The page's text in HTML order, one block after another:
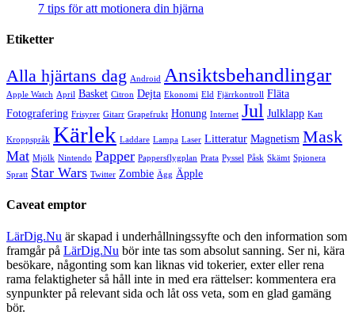
7 tips för att motionera din hjärna
Etiketter
Alla hjärtans dag Android Ansiktsbehandlingar
Apple Watch April Basket Citron Dejta Ekonomi Eld Fjärrkontroll Fläta
Fotografering Frisyrer Gitarr Grapefrukt Honung Internet Jul Julklapp Katt
Kroppspråk Kärlek Laddare Lampa Laser Litteratur Magnetism Mask
Mat Mjölk Nintendo Papper Pappersflygplan Prata Pyssel Påsk Skämt Spionera
Spratt Star Wars Twitter Zombie Ägg Äpple
Caveat emptor
LärDig.Nu är skapad i underhållningssyfte och den information som
framgår på LärDig.Nu bör inte tas som absolut sanning. Ser ni, kära
besökare, någonting som kan liknas vid tokerier, exter eller rena
rama felaktigheter så håll inte in med era rättelser: kommentera era
synpunkter på relevant sida och låt oss veta, som en glad gamäng
bör.